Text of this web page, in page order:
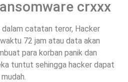
crxxx
dalam catatan teror, Hacker
72 jam atau data akan
para korban panik dan
tuntut sehingga hacker dapat